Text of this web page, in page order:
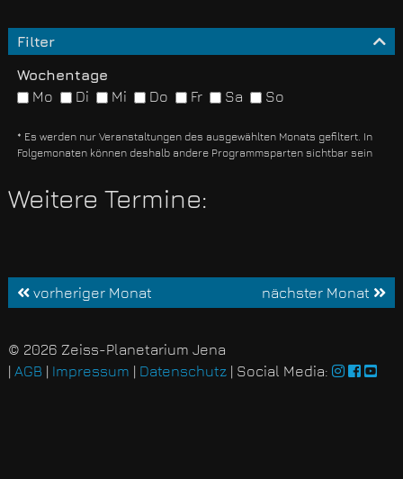
Filter
Wochentage
Mo
Di Mi Do Fr Sa So
* Es werden nur Veranstaltungen des ausgewählten Monats gefiltert. In
Folgemonaten können deshalb andere Programmsparten sichtbar sein
Weitere Termine:
vorheriger Monat nächster Monat
© 2026 Zeiss-Planetarium Jena
AGB Impressum Datenschutz| Social Media: